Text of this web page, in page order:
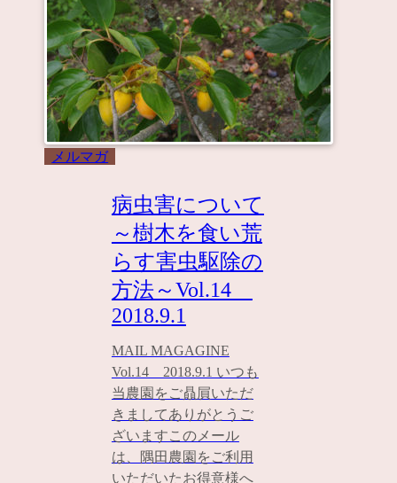
メルマガ
病虫害について
～樹木を食い荒
らす害虫駆除の
方法～Vol.14
2018.9.1
MAIL MAGAGINE
Vol.14 2018.9.1 いつも
当農園をご贔屓いただ
きましてありがとうご
ざいますこのメール
は、隅田農園をご利用
いただいたお得意様へ